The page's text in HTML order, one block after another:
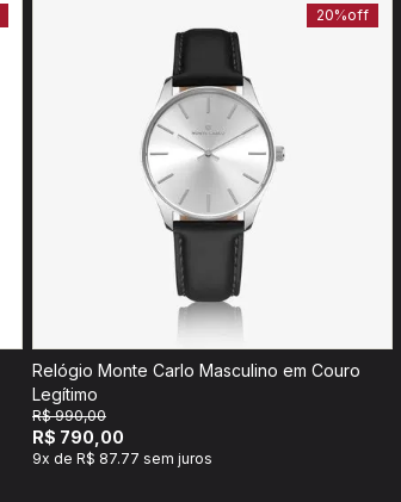
20%off
Relógio Monte Carlo Masculino em Couro
Legítimo
R$ 990,00
R$ 790,00
9x de R$ 87.77 sem juros